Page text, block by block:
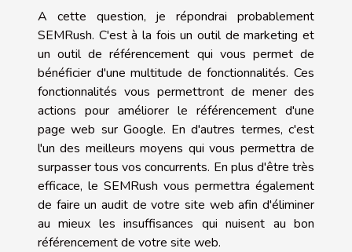
A cette question, je répondrai probablement
SEMRush. C'est à la fois un outil de marketing et
un outil de référencement qui vous permet de
bénéficier d'une multitude de fonctionnalités. Ces
fonctionnalités vous permettront de mener des
actions pour améliorer le référencement d'une
page web sur Google. En d'autres termes, c'est
l'un des meilleurs moyens qui vous permettra de
surpasser tous vos concurrents. En plus d'être très
efficace, le SEMRush vous permettra également
de faire un audit de votre site web afin d'éliminer
au mieux les insuffisances qui nuisent au bon
référencement de votre site web.